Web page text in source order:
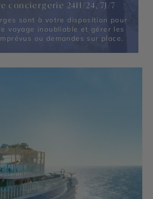
conciergerie 24H/24, 7J/7
sont à votre disposition pour
voyage inoubliable et gérer les
ou demandes sur place.